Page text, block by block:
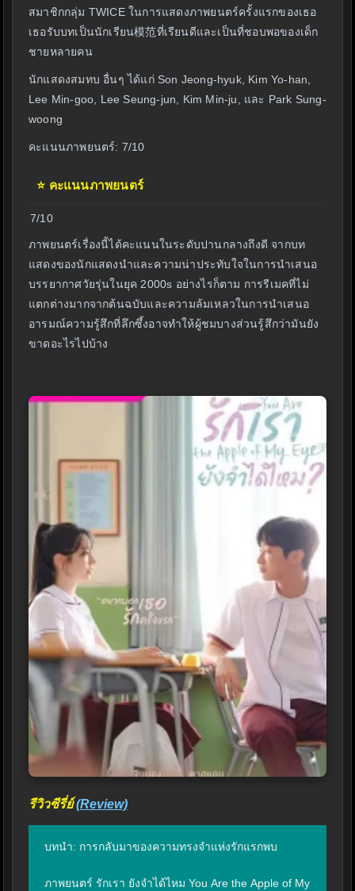
สมาชิกกลุ่ม TWICE ในการแสดงภาพยนตร์ครั้งแรกของเธอ
เธอรับบทเป็นนักเรียน模范ที่เรียนดีและเป็นที่ชอบพอของเด็ก
ชายหลายคน
นักแสดงสมทบ อื่นๆ ได้แก่ Son Jeong-hyuk, Kim Yo-han,
Lee Min-goo, Lee Seung-jun, Kim Min-ju, และ Park Sung-
woong
คะแนนภาพยนตร์: 7/10
⭐ ️ คะแนนภาพยนตร์
7/10
ภาพยนตร์เรื่องนี้ได้คะแนนในระดับปานกลางถึงดี จากบท
แสดงของนักแสดงนำและความน่าประทับใจในการนำเสนอ
บรรยากาศวัยรุ่นในยุค 2000s อย่างไรก็ตาม การรีเมคที่ไม่
แตกต่างมากจากต้นฉบับและความล้มเหลวในการนำเสนอ
อารมณ์ความรู้สึกที่ลึกซึ้งอาจทำให้ผู้ชมบางส่วนรู้สึกว่ามันยัง
ขาดอะไรไปบ้าง
รีวิวซีรี่ย์(Review)
บทนำ: การกลับมาของความทรงจำแห่งรักแรกพบ
ภาพยนตร์ รักเรา ยังจำได้ไหม You Are the Apple of My